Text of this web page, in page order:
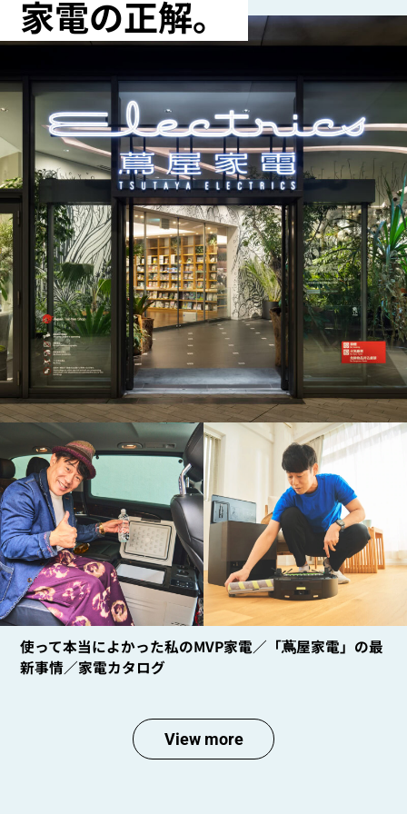
家電の正解。
使って本当によかった私のMVP家電／「蔦屋家電」の最
新事情／家電カタログ
View more